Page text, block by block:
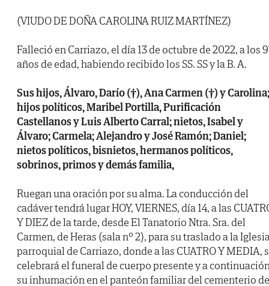
(VIUDO DE DOÑA CAROLINA RUIZ MARTÍNEZ)
Falleció en Carriazo, el día 13 de octubre de 2022, a los
años de edad, habiendo recibido los SS. SS y la B. A.
Sus hijos, Álvaro, Darío (†), Ana Carmen (†) y Carolina;
hijos políticos, Maribel Portilla, Purificación
Castellanos y Luis Alberto Carral; nietos, Isabel y
Álvaro; Carmela; Alejandro y José Ramón; Daniel;
nietos políticos, bisnietos, hermanos políticos,
sobrinos, primos y demás familia,
Ruegan una oración por su alma. La conducción del
cadáver tendrá lugar HOY, VIERNES, día 14, a las
Y DIEZ de la tarde, desde El Tanatorio Ntra. Sra. del
Carmen, de Heras (sala nº 2), para su traslado a la
parroquial de Carriazo, donde a las CUATRO Y MEDIA,
celebrará el funeral de cuerpo presente y a
su inhumación en el panteón familiar del cementerio de